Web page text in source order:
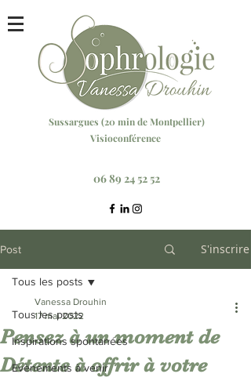
Sussargues (20 minde Montpellier)
Visioconférence
06 89 24 52 52
Post S'inscrire
Tous les posts
Inspirations spontanées
Evènements à venir
Tous les posts
Pensez à un moment de
Détente à offrir à votre
Vanessa Drouhin
17 mai 2022